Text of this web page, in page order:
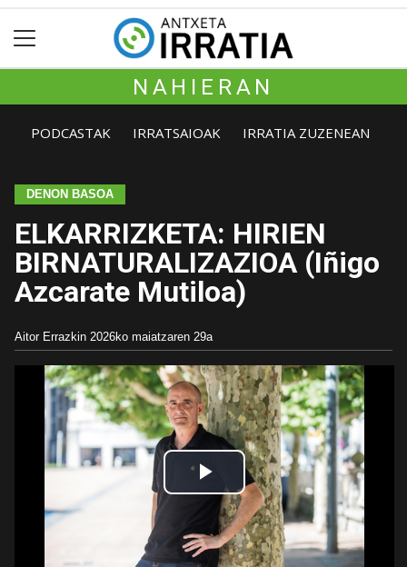
NAHIERAN
PODCASTAK IRRATSAIOAK IRRATIA ZUZENEAN
DENON BASOA
ELKARRIZKETA: HIRIEN
BIRNATURALIZAZIOA (Iñigo
Azcarate Mutiloa)
Aitor Errazkin 2026ko maiatzaren 29a